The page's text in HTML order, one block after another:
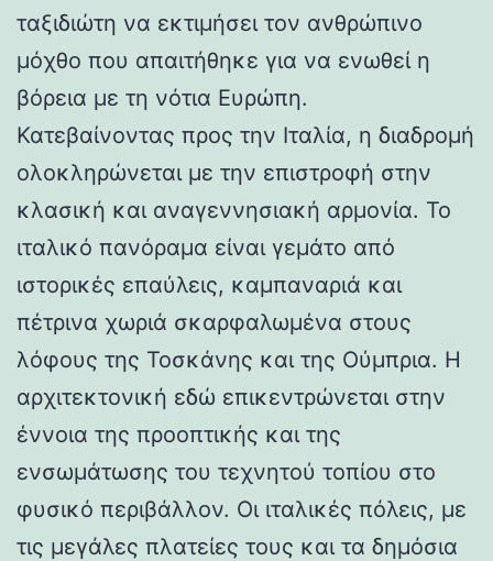
ταξιδιώτη να εκτιμήσει τον ανθρώπινο
μόχθο που απαιτήθηκε για να ενωθεί η
βόρεια με τη νότια Ευρώπη.
Κατεβαίνοντας προς την Ιταλία, η διαδρομή
ολοκληρώνεται με την επιστροφή στην
κλασική και αναγεννησιακή αρμονία. Το
ιταλικό πανόραμα είναι γεμάτο από
ιστορικές επαύλεις, καμπαναριά και
πέτρινα χωριά σκαρφαλωμένα στους
λόφους της Τοσκάνης και της Ούμπρια. Η
αρχιτεκτονική εδώ επικεντρώνεται στην
έννοια της προοπτικής και της
ενσωμάτωσης του τεχνητού τοπίου στο
φυσικό περιβάλλον. Οι ιταλικές πόλεις, με
τις μεγάλες πλατείες τους και τα δημόσια